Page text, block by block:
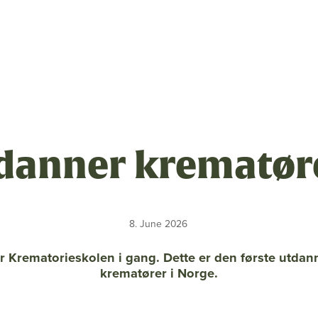
8. June 2026
Krematorieskolen i gang. Dette er den første
krematører i Norge.